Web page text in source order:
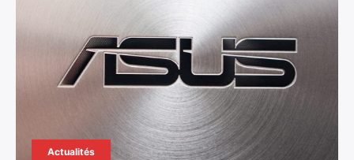
Actualités